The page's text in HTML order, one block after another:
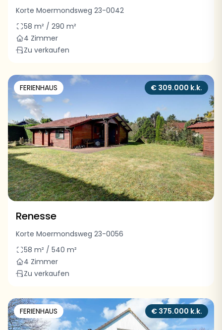
Korte Moermondsweg 23-0042
58 m² / 290 m²
4 Zimmer
Zu verkaufen
FERIENHAUS € 309.000 k.k.
Renesse
Korte Moermondsweg 23-0056
58 m² / 540 m²
4 Zimmer
Zu verkaufen
FERIENHAUS € 375.000 k.k.